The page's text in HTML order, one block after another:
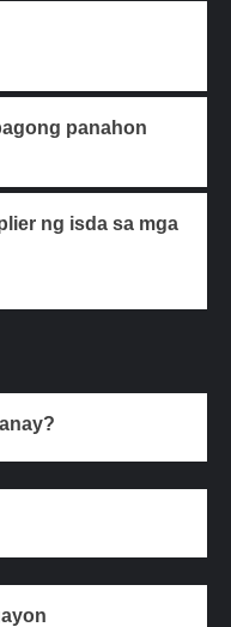
panahon
ng isda sa mga